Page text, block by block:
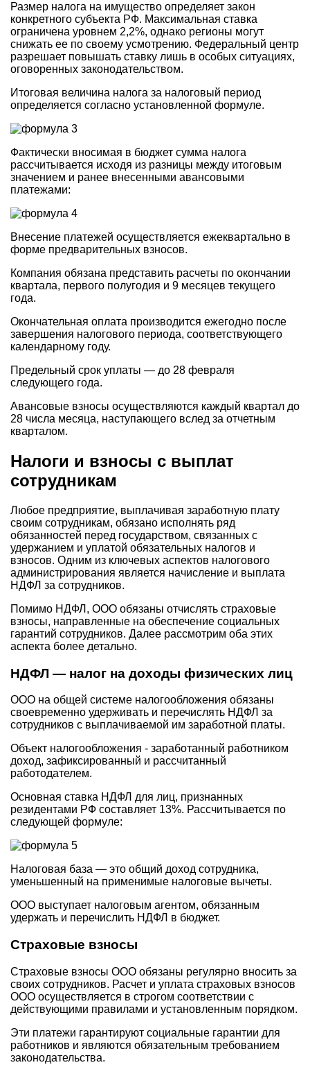
Размер налога на имущество определяет закон
конкретного субъекта РФ. Максимальная ставка
ограничена уровнем 2,2%, однако регионы могут
снижать ее по своему усмотрению. Федеральный центр
разрешает повышать ставку лишь в особых ситуациях,
оговоренных законодательством.
Итоговая величина налога за налоговый период
определяется согласно установленной формуле.
Фактически вносимая в бюджет сумма налога
рассчитывается исходя из разницы между итоговым
значением и ранее внесенными авансовыми
платежами:
Внесение платежей осуществляется ежеквартально в
форме предварительных взносов.
Компания обязана представить расчеты по окончании
квартала, первого полугодия и 9 месяцев текущего
года.
Окончательная оплата производится ежегодно после
завершения налогового периода, соответствующего
календарному году.
Предельный срок уплаты — до 28 февраля
следующего года.
Авансовые взносы осуществляются каждый квартал до
28 числа месяца, наступающего вслед за отчетным
кварталом.
Налоги и взносы с выплат
сотрудникам
Любое предприятие, выплачивая заработную плату
своим сотрудникам, обязано исполнять ряд
обязанностей перед государством, связанных с
удержанием и уплатой обязательных налогов и
взносов. Одним из ключевых аспектов налогового
администрирования является начисление и выплата
НДФЛ за сотрудников.
Помимо НДФЛ, ООО обязаны отчислять страховые
взносы, направленные на обеспечение социальных
гарантий сотрудников. Далее рассмотрим оба этих
аспекта более детально.
НДФЛ — налог на доходы физических лиц
ООО на общей системе налогообложения обязаны
своевременно удерживать и перечислять НДФЛ за
сотрудников с выплачиваемой им заработной платы.
Объект налогообложения - заработанный работником
доход, зафиксированный и рассчитанный
работодателем.
Основная ставка НДФЛ для лиц, признанных
резидентами РФ составляет 13%. Рассчитывается по
следующей формуле:
Налоговая база — это общий доход сотрудника,
уменьшенный на применимые налоговые вычеты.
ООО выступает налоговым агентом, обязанным
удержать и перечислить НДФЛ в бюджет.
Страховые взносы
Страховые взносы ООО обязаны регулярно вносить за
своих сотрудников. Расчет и уплата страховых взносов
ООО осуществляется в строгом соответствии с
действующими правилами и установленным порядком.
Эти платежи гарантируют социальные гарантии для
работников и являются обязательным требованием
законодательства.